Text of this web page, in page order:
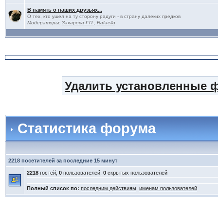
В память о наших друзьях...
О тех, кто ушел на ту сторону радуги - в страну далеких предков
Модераторы: Захарова Г.П. Rafaella
Удалить установленные
Статистика форума
2218 посетителей за последние 15 минут
2218гостей, 0пользователей, 0скрытых пользователей
Полный список по: последним действиям именам пользователей